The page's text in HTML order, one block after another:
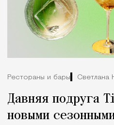
Рестораны и бары Светлана
Давняя подруга
новыми